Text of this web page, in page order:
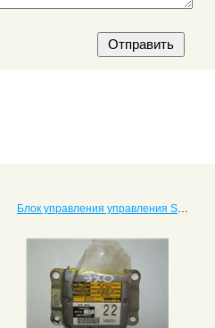
Блок управления управления SRS, Air Bag Echo (Тойота Эхо)